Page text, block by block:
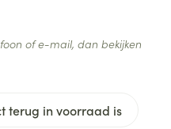
terug in voorraad is
of e-mail, dan bekijken